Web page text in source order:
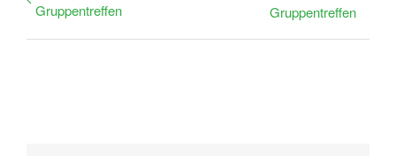
Gruppentreffen
Gruppentreffen